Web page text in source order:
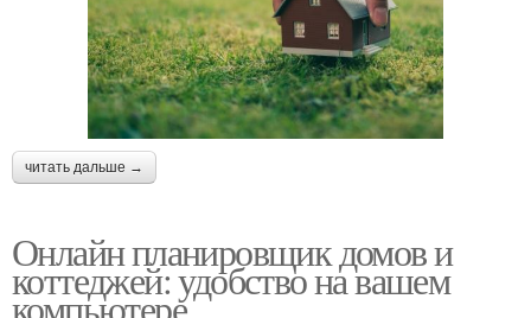
читать дальше →
Онлайн планировщик домов и
коттеджей: удобство на вашем